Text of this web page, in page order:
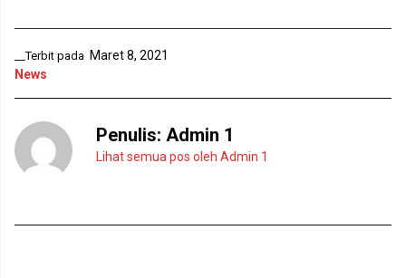
a
u
)
g
a
r
__Terbit pada Maret 8, 2021
News
Penulis: Admin 1
Lihat semua pos oleh Admin 1